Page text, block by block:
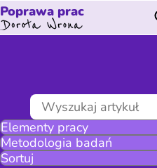
Poprawa prac